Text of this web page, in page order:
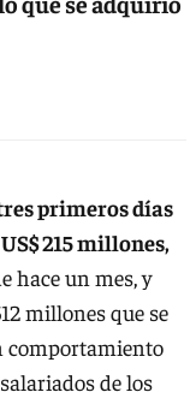
primeros días
215 millones,
hace un mes, y
millones que se
comportamiento
de los